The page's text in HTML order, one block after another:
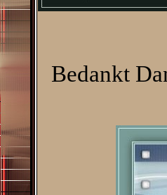
Bedankt